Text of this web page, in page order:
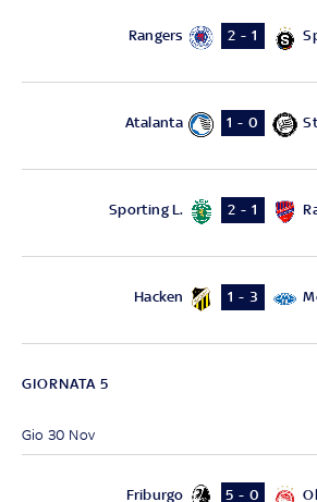
Rangers 2 - 1
Atalanta 1 - 0
Sporting L. 2 - 1
Hacken 1 - 3
GIORNATA 5
Gio 30 Nov
Friburgo 5 - 0